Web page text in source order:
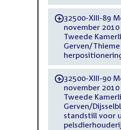
-32500-XIII-89
november 2010
Tweede
Gerven/
-32500-XIII-90
november 2010
Tweede
Gerven/
standstill voor